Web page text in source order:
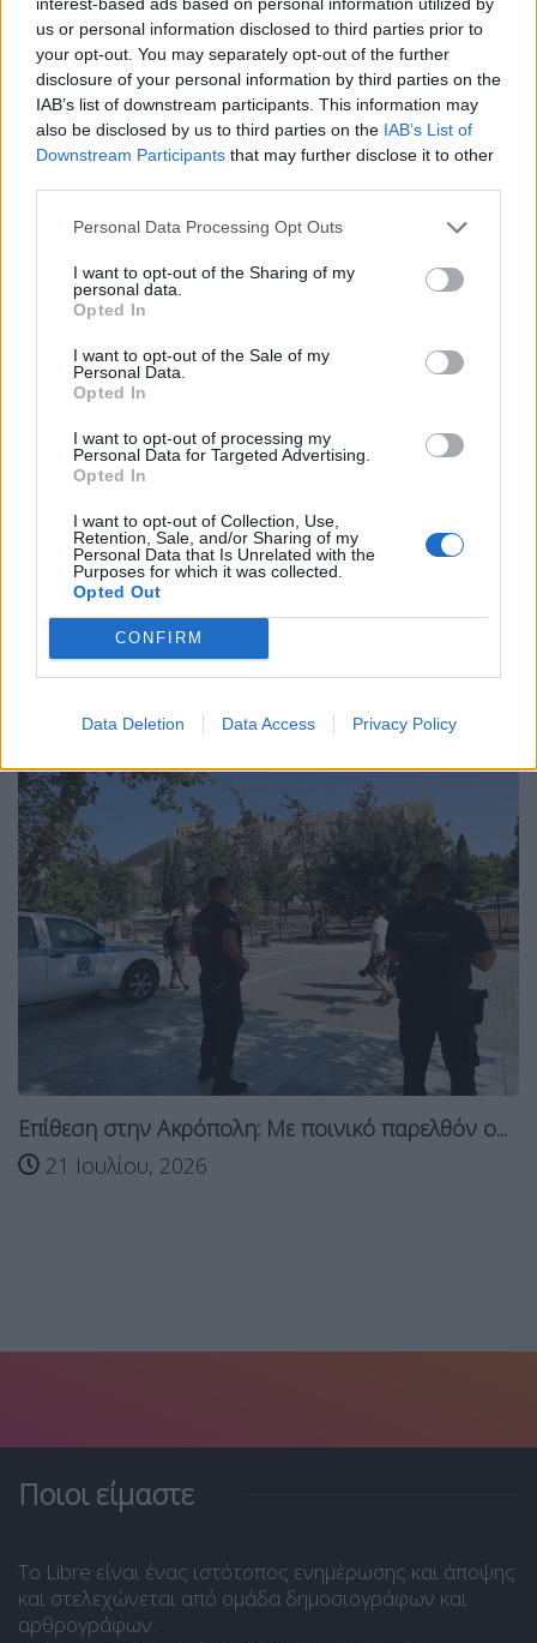
us or personal information disclosed to third parties prior to
your opt-out. You may separately opt-out of the further
disclosure of your personal information by third parties on the
IAB’s list of downstream participants. This information may
also be disclosed by us to third parties on the IAB’s List of
Downstream Participants that may further disclose it to other
Personal Data Processing Opt Outs
I want to opt-out of the Sharing of my
personal data.
Opted In
I want to opt-out of the Sale of my
Personal Data.
Opted In
I want to opt-out of processing my
Personal Data for Targeted Advertising.
Opted In
I want to opt-out of Collection, Use,
Retention, Sale, and/or Sharing of my
Personal Data that Is Unrelated with the
Purposes for which it was collected.
Opted Out
CONFIRM
Data Deletion Data Access Privacy Policy
Facebook Share on X Bluesky
Email Copy Link
Tags: 62χρονος
τουρίστας τραυματίας
Σχετικά Άρθρα
Επίθεση στην Ακρόπολη: Με ποινικό παρελθόν ο...
21 Ιουλίου, 2026
Ποιοι είμαστε
Το Libre είναι ένας ιστότοπος ενημέρωσης και άποψης
και στελεχώνεται από ομάδα δημοσιογράφων και
αρθρογράφων.